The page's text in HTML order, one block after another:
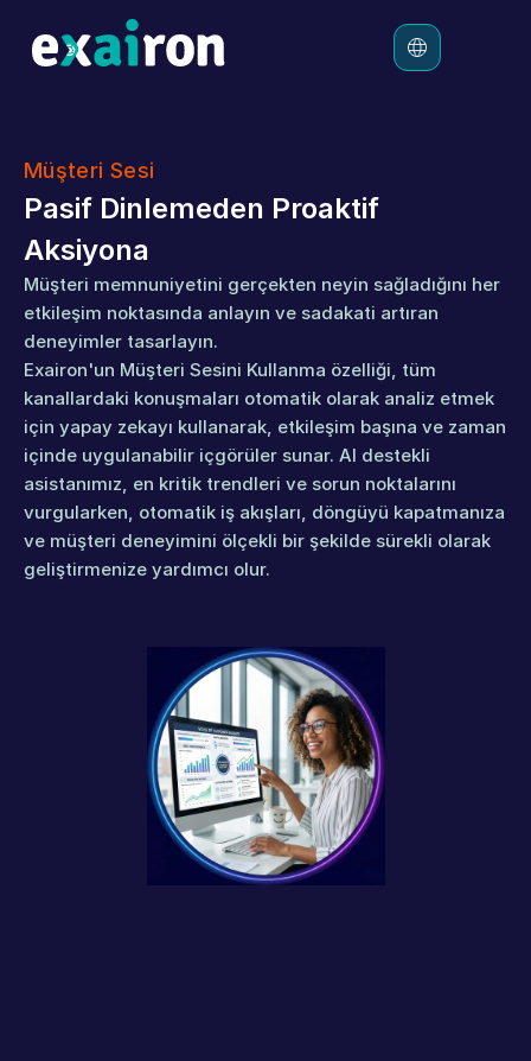
Platform
Çözümler
Ücretlendirme
Kaynaklar
Müşteri Sesi
Pasif Dinlemeden Proaktif
Aksiyona
Müşteri memnuniyetini gerçekten neyin sağladığını her
etkileşim noktasında anlayın ve sadakati artıran
deneyimler tasarlayın.
Exairon'un Müşteri Sesini Kullanma özelliği, tüm
kanallardaki konuşmaları otomatik olarak analiz etmek
için yapay zekayı kullanarak, etkileşim başına ve zaman
içinde uygulanabilir içgörüler sunar. AI destekli
asistanımız, en kritik trendleri ve sorun noktalarını
vurgularken, otomatik iş akışları, döngüyü kapatmanıza
ve müşteri deneyimini ölçekli bir şekilde sürekli olarak
geliştirmenize yardımcı olur.